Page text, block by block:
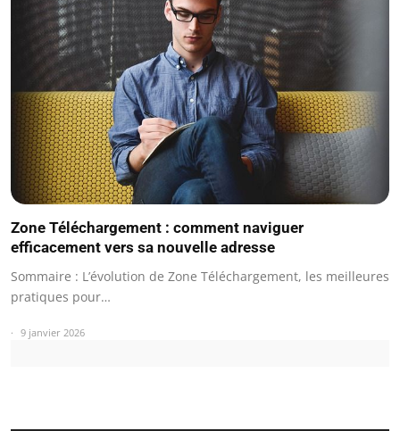
Zone Téléchargement : comment naviguer
efficacement vers sa nouvelle adresse
Sommaire : L’évolution de Zone Téléchargement, les meilleures
pratiques pour…
9 janvier 2026